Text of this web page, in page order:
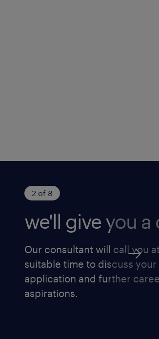
2 of 8
we'll give you a
Our consultant will call you
suitable time to discuss your
application and further
aspirations.